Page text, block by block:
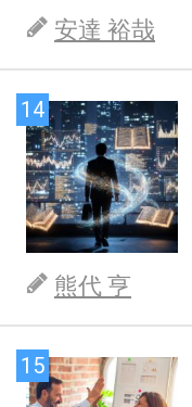
安達 裕哉
14
熊代 亨
15